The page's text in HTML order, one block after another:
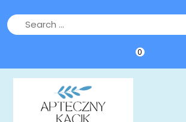
to
content
0